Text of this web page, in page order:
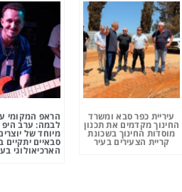
עיריית כפר סבא ומשרד
החינוך מקדמים את תכנון
מוסדות החינוך בשכונת
קריית הצעירים בעיר
הראפ המקומי
לבמה: ערב היפ
מיוחד של
סבאיים יתקיים
הארכיאולוגי